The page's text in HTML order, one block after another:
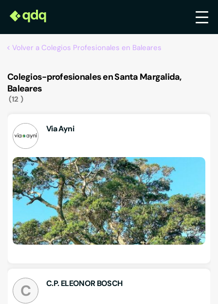
Volver a Colegios Profesionales en Baleares
Colegios-profesionales en Santa Margalida,
Baleares
12
Via Ayni
C C.P. ELEONOR BOSCH